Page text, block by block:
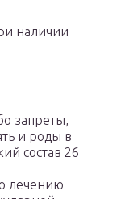
наличии
запреты,
и роды в
состав 26
лечению